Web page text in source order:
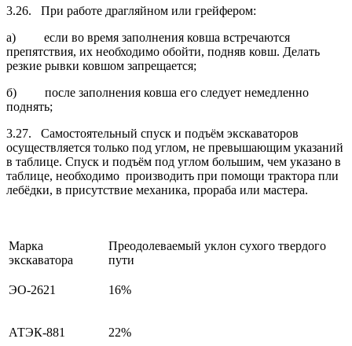
3.26. При работе драгляйном или грейфером:
а) если во время заполнения ковша встречаются
препятствия, их необхо­димо обойти, подняв ковш. Делать
резкие рывки ковшом запрещается;
б) после заполнения ковша его следует немедленно
поднять;
3.27. Самостоятельный спуск и подъём экскаваторов
осуществляется только под углом, не превышающим указаний
в таблице. Спуск и подъём под углом большим, чем указано в
таблице, необходимо производить при помощи трактора пли
лебёдки, в присутствие механика, прораба или мастера.
Марка
экскаватора
Преодолеваемый уклон сухого твердого
пути
ЭО-2621 16%
АТЭК-881 22%